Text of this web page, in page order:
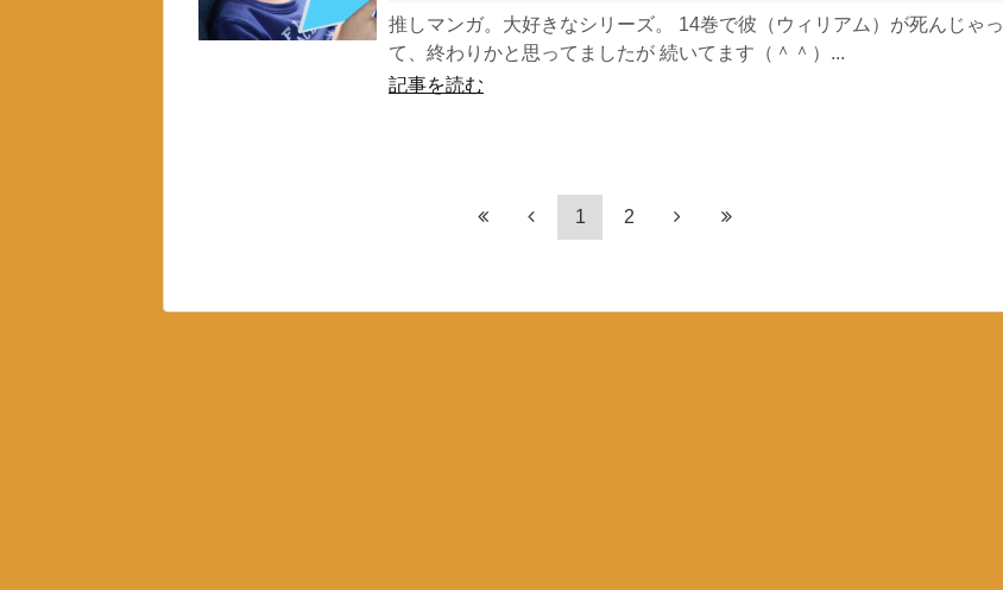
推しマンガ。大好きなシリーズ。 14巻で彼（ウィリアム）が死んじゃっ
て、終わりかと思ってましたが 続いてます（＾＾）...
記事を読む
1 2